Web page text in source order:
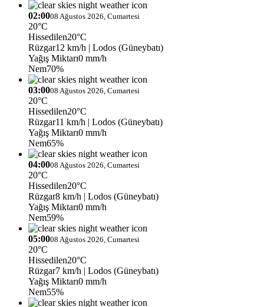
02:0008 Ağustos 2026, Cumartesi
20°C
Hissedilen20°C
Rüzgar12 km/h | Lodos (Güneybatı)
Yağış Miktarı0 mm/h
Nem70%
03:0008 Ağustos 2026, Cumartesi
20°C
Hissedilen20°C
Rüzgar11 km/h | Lodos (Güneybatı)
Yağış Miktarı0 mm/h
Nem65%
04:0008 Ağustos 2026, Cumartesi
20°C
Hissedilen20°C
Rüzgar8 km/h | Lodos (Güneybatı)
Yağış Miktarı0 mm/h
Nem59%
05:0008 Ağustos 2026, Cumartesi
20°C
Hissedilen20°C
Rüzgar7 km/h | Lodos (Güneybatı)
Yağış Miktarı0 mm/h
Nem55%